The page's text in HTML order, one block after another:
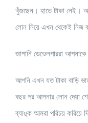
খুঁজছেন। হাতে টাকা নেই।
লোন নিয়ে এখন থেকেই নিজ
জাপানি ডেভেলপাররা
আপনি এখন যত টাকা বাড়ি
বছর পর আপনার লোন দেয়া
ব্যাঙ্ক আমরা পরিচয় করিয়ে